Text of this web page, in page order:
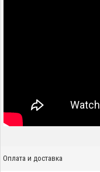
Оплата и доставка